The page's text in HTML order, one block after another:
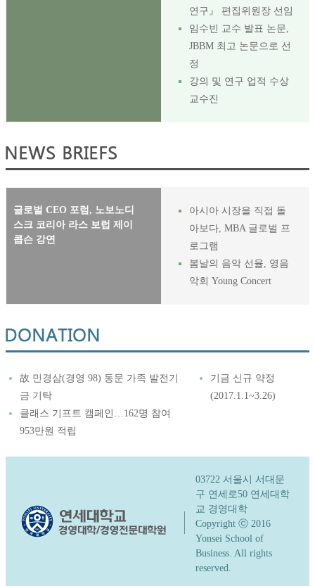
연구』 편집위원장 선임
임수빈 교수 발표 논문,
JBBM 최고 논문으로 선
정
강의 및 연구 업적 수상
교수진
글로벌 CEO 포럼, 노보노디
스크 코리아 라스 보럽 제이
콥슨 강연
아시아 시장을 직접 돌
아보다, MBA 글로벌 프
로그램
봄날의 음악 선율, 영음
악회 Young Concert
故 민경삼(경영 98) 동문 가족 발전기
금 기탁
클래스 기프트 캠페인…162명 참여
953만원 적립
기금 신규 약정
(2017.1.1~3.26)
03722 서울시 서대문
구 연세로50 연세대학
교 경영대학
Copyright ⓒ 2016
Yonsei School of
Business. All rights
reserved.